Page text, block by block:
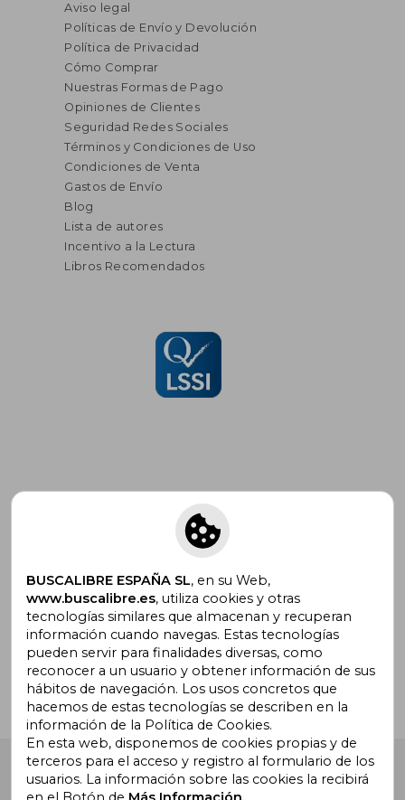
Aviso legal
Políticas de Envío y Devolución
Política de Privacidad
Cómo Comprar
Nuestras Formas de Pago
Opiniones de Clientes
Seguridad Redes Sociales
Términos y Condiciones de Uso
Condiciones de Venta
Gastos de Envío
Blog
Lista de autores
Incentivo a la Lectura
Libros Recomendados
Suscríbete para recibir ofertas y
promociones
¿Necesitas ayuda?
Ir a Centro de Soporte
Buscalibre España . Calle Energía, 65, Nave 3 (08940),
Cornellà de Llobregat, Barcelona. Derechos Reservados.
BUSCALIBRE ESPAÑA SL, en su Web,
www.buscalibre.es, utiliza cookies y otras
tecnologías similares que almacenan y recuperan
información cuando navegas. Estas tecnologías
pueden servir para finalidades diversas, como
reconocer a un usuario y obtener información de sus
hábitos de navegación. Los usos concretos que
hacemos de estas tecnologías se describen en la
información de la Política de Cookies.
En esta web, disponemos de cookies propias y de
terceros para el acceso y registro al formulario de los
usuarios. La información sobre las cookies la recibirá